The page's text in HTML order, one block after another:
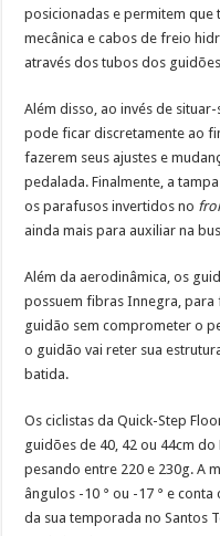
posicionadas e permitem que
mecânica e cabos de freio
através dos tubos dos
Além disso, ao invés de
pode ficar discretamente ao
fazerem seus ajustes e
pedalada. Finalmente, a
os parafusos invertidos no
ainda mais para auxiliar na
Além da aerodinâmica, os
possuem fibras Innegra, para
guidão sem comprometer o
o guidão vai reter sua
batida.
Os ciclistas da Quick-Step
guidões de 40, 42 ou 44cm
pesando entre 220 e 230g. A
ângulos -10 ° ou -17 ° e
da sua temporada no Santos